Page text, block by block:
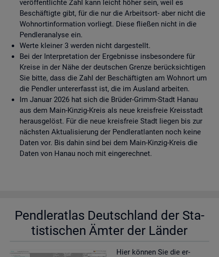
veröffentlichte Zahl kann leicht höher sein, weil es
Beschäftigte gibt, für die nur die Arbeitsort- aber nicht die
Wohnortinformation vorliegt. Diese fließen nicht in die
Pendleranalyse ein.
Werte kleiner 3 werden nicht dargestellt.
Bei der Interpretation der Ergebnisse insbesondere für
Kreise in der Nähe der deutschen Grenze berücksichtigen
Sie bitte, dass die Zahl der Beschäftigten am Wohnort um
die Pendler untererfasst ist, die im Ausland arbeiten.
Im Januar 2026 hat sich die Brüder-Grimm-Stadt Hanau
aus dem Main-Kinzig-Kreis als neue kreisfreie Kreisstadt
herausgelöst. Für die neue kreisfreie Stadt liegen bis zur
nächsten Aktualisierung der Pendleratlanten noch keine
Daten vor. Bis dahin sind bei dem Main-Kinzig-Kreis die
Daten von Hanau noch mit eingerechnet.
Pend­ler­at­las Deutsch­land der Sta­
tis­ti­schen Ämter der Län­der
Hier kön­nen Sie die er­